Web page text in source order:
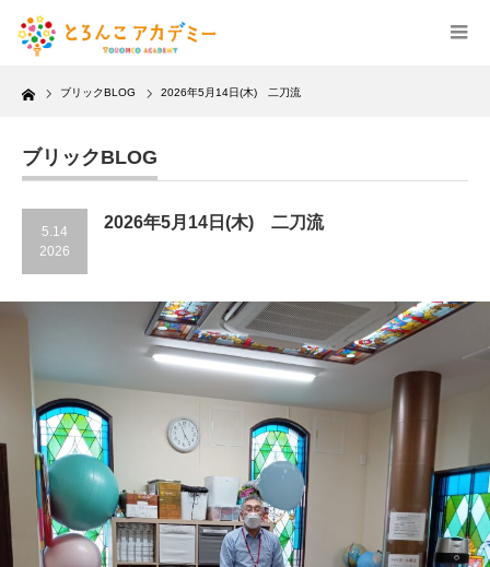
Home ブリックBLOG 2026年5月14日(木) 二刀流
ブリックBLOG
5.14
2026
2026年5月14日(木) 二刀流